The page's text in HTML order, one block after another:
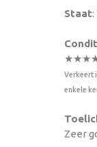
Staat
Verkeert
enkele
Zeer